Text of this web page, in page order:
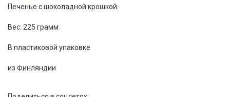
Печенье с шоколадной крошкой.
Вес: 225 грамм
В пластиковой упаковке
из Финляндии